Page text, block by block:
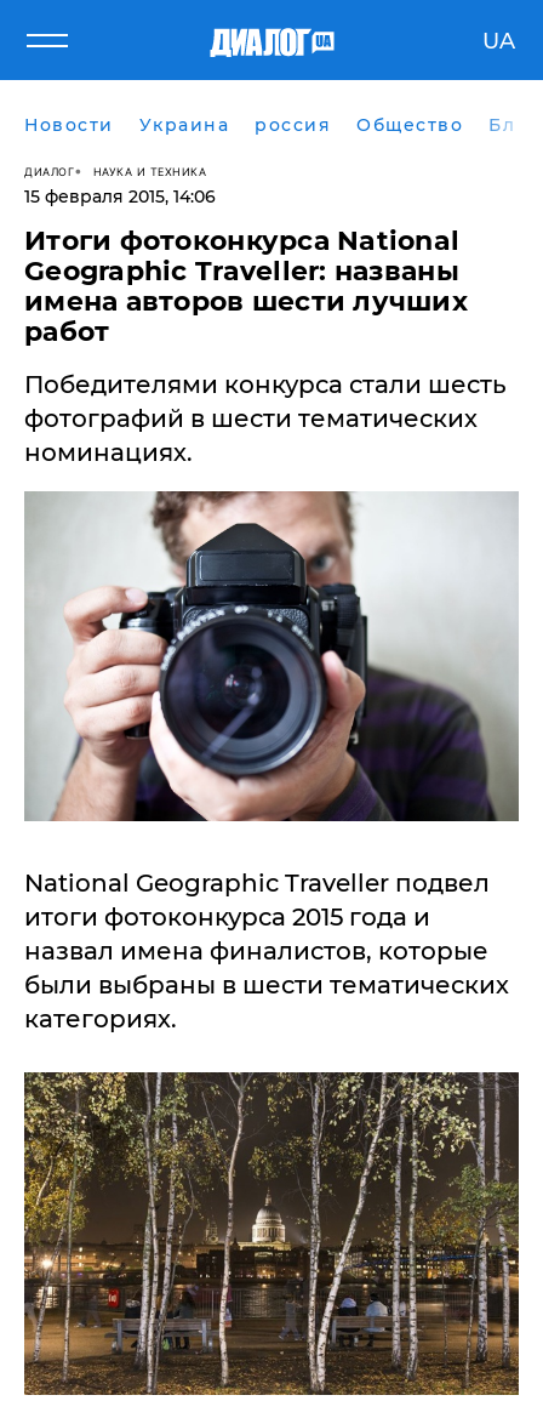
UA
Новости Украина россия Общество
ДИАЛОГ НАУКА И ТЕХНИКА
15 февраля 2015, 14:06
Итоги фотоконкурса National
Geographic Traveller: названы
имена авторов шести лучших
работ
Победителями конкурса стали шесть
фотографий в шести тематических
номинациях.
National Geographic Traveller подвел
итоги фотоконкурса 2015 года и
назвал имена финалистов, которые
были выбраны в шести тематических
категориях.